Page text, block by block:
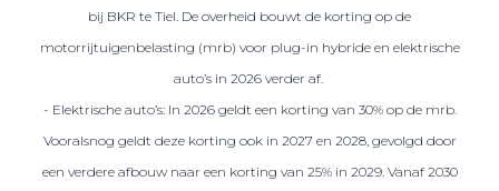
bij BKR te Tiel. De overheid bouwt de korting op de
motorrijtuigenbelasting (mrb) voor plug-in hybride en elektrische
auto’s in 2026 verder af.
- Elektrische auto’s: In 2026 geldt een korting van 30% op de mrb.
Vooralsnog geldt deze korting ook in 2027 en 2028, gevolgd door
een verdere afbouw naar een korting van 25% in 2029. Vanaf 2030